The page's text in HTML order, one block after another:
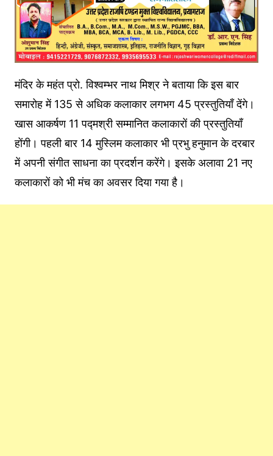
मंदिर के महंत प्रो. विश्वम्भर नाथ मिश्र ने बताया कि इस बार
समारोह में 135 से अधिक कलाकार लगभग 45 प्रस्तुतियाँ देंगे।
खास आकर्षण 11 पद्मश्री सम्मानित कलाकारों की प्रस्तुतियाँ
होंगी। पहली बार 14 मुस्लिम कलाकार भी प्रभु हनुमान के दरबार
में अपनी संगीत साधना का प्रदर्शन करेंगे। इसके अलावा 21 नए
कलाकारों को भी मंच का अवसर दिया गया है।